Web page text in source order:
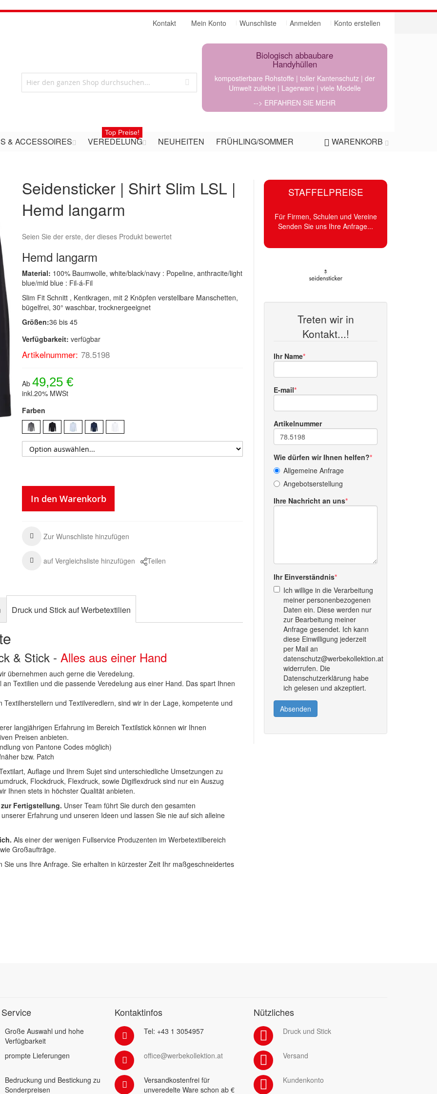
Mein Konto Wunschliste Anmelden Konto erstellen
Kontakt
Biologisch abbaubare
Handyhüllen
kompostierbare Rohstoffe | toller Kantenschutz | der
Umwelt zuliebe | Lagerware | viele Modelle
--> ERFAHREN SIE MEHR
WARENKORB
& ACCESSOIRES VEREDELUNG
Top Preise!
NEUHEITEN FRÜHLING/SOMMER
Seidensticker | Shirt Slim LSL |
Hemd langarm
Seien Sie der erste, der dieses Produkt bewertet
Hemd langarm
Material: 100% Baumwolle, white/black/navy : Popeline, anthracite/light
blue/mid blue : Fil-á-Fil
Slim Fit Schnitt , Kentkragen, mit 2 Knöpfen verstellbare Manschetten,
bügelfrei, 30° waschbar, trocknergeeignet
Größen:36 bis 45
Verfügbarkeit: verfügbar
Artikelnummer: 78.5198
Ab 49,25 €
inkl.20% MWSt
Farben
In den Warenkorb
Zur Wunschliste hinzufügen
auf Vergleichsliste hinzufügen Teilen
STAFFELPREISE
Für Firmen, Schulen und Vereine
Senden Sie uns Ihre Anfrage...
Treten wir in
Kontakt...!
Ihr Name
E-mail
Artikelnummer
Wie dürfen wir Ihnen helfen?
Allgemeine Anfrage
Angebotserstellung
Ihre Nachricht an uns
Ihr Einverständnis
Ich willige in die Verarbeitung
meiner personenbezogenen
Daten ein. Diese werden nur
zur Bearbeitung meiner
Anfrage gesendet. Ich kann
diese Einwilligung jederzeit
per Mail an
datenschutz@werbekollektion.at
widerrufen. Die
Datenschutzerklärung habe
ich gelesen und akzeptiert.
Absenden
Druck und Stick auf Werbetextilien
& Stick -Alles aus einer Hand
übernehmen auch gerne die Veredelung.
Textilien und die passende Veredelung aus einer Hand. Das spart Ihnen
und Textilveredlern, sind wir in der Lage, kompetente und
langjährigen Erfahrung im Bereich Textilstick können wir Ihnen
Preisen anbieten.
von Pantone Codes möglich)
bzw. Patch
Auflage und Ihrem Sujet sind unterschiedliche Umsetzungen zu
Flockdruck, Flexdruck, sowie Digiflexdruck sind nur ein Auszug
Ihnen stets in höchster Qualität anbieten.
Fertigstellung. Unser Team führt Sie durch den gesamten
Erfahrung und unseren Ideen und lassen Sie nie auf sich alleine
Als einer der wenigen Fullservice Produzenten im Werbetextilbereich
Großaufträge.
uns Ihre Anfrage. Sie erhalten in kürzester Zeit Ihr maßgeschneidertes
Große Auswahl und hohe
Verfügbarkeit
prompte Lieferungen
Bedruckung und Bestickung zu
Sonderpreisen
Kontaktinfos
Tel: +43 1 3054957
office@werbekollektion.at
Versandkostenfrei für
unveredelte Ware schon ab €
Nützliches
Druck und Stick
Versand
Kundenkonto